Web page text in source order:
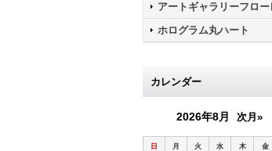
アートギャラリーフロー
ホログラム丸ハート
カレンダー
2026年8月 次月»
日 月 火 水 木 金